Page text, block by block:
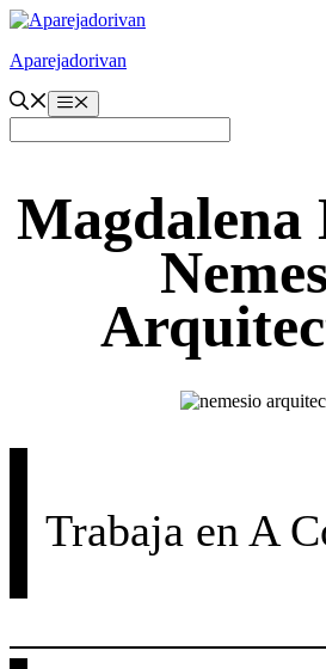
Saltar
contenido
Aparejadorivan
Menú
Magdalena
Trabaja en A